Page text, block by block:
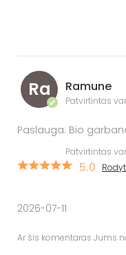
Ra
✔
Ramune
Patvirtintas
Paslauga: Bio
Patvirtintas
5.0
2026-07-11
Ar šis komentaras Jums